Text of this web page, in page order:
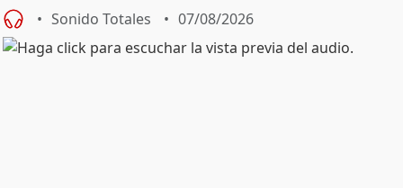
Sonido Totales 07/08/2026